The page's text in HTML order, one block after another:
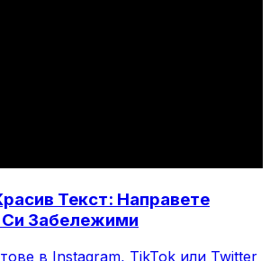
Текст: Направете
Забележими
в Instagram, TikTok или Twitter